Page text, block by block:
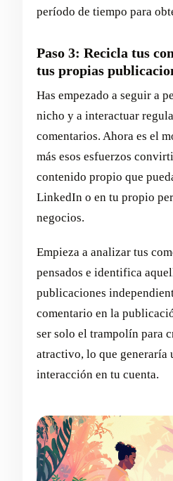
período de tiempo para
Paso 3: Recicla tus
tus propias
Has empezado a seguir a
nicho y a interactuar
comentarios. Ahora es el
más esos esfuerzos
contenido propio que
LinkedIn o en tu propio
negocios.
Empieza a analizar tus
pensados e identifica
publicaciones
comentario en la
ser solo el trampolín para
atractivo, lo que
interacción en tu cuenta.